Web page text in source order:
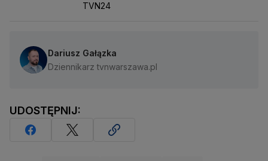
TVN24
Dariusz Gałązka
Dziennikarz tvnwarszawa.pl
UDOSTĘPNIJ: